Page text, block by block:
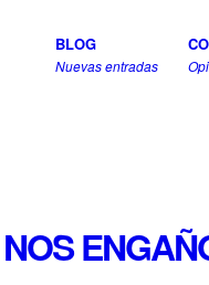
BLOG
Nuevas entradas